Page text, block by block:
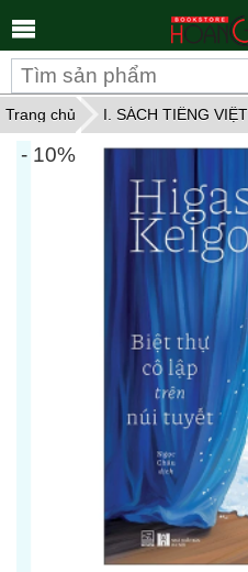
Trang chủ I. SÁCH TIẾNG VIỆT
- 10%